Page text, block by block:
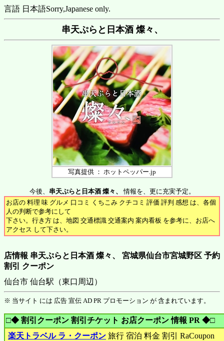
言語 日本語Sorry,Japanese only.
串天ぷらと日本酒 燦々、
写真提供 ： ホットペッパー.jp
今後、 串天ぷらと日本酒 燦々、
情報を、更に充実予定。
お店の 料理 味 グルメ 口コミ くちこみ クチコミ 評価 評判 感想 は、各個
人の判断で参考にして
下さい。行き方 は、地図 交通標識 交通案内 案内看板 を参考に、お店へ
アクセス して下さい。
店情報 串天ぷらと日本酒 燦々、 宮城県仙台市宮城野区 予約
割引 クーポン
仙台市 仙台駅（東口周辺）
※ 当サイト には 広告 宣伝 AD PR プロモーション が 含まれています。
□◆ 割引クーポン 割引チケット お店クーポン 情報 PR ◆□
楽天トラベル ラ・クーポン 旅行 宿泊 料金 割引 RaCoupon